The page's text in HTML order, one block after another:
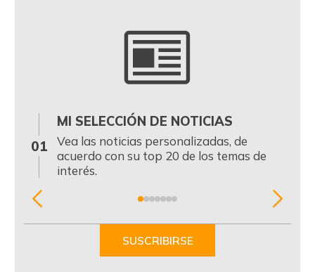
01
MI SELECCIÓN DE NOTICIAS
Vea las noticias personalizadas, de
acuerdo con su top 20 de los temas de
interés.
Item
SUSCRIBIRSE